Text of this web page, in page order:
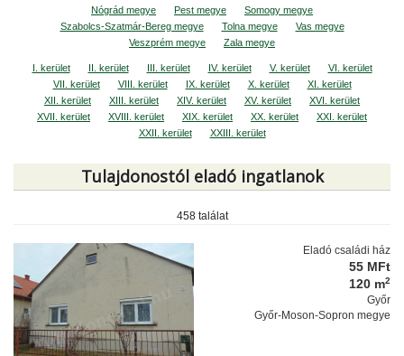
Nógrád megye
Pest megye
Somogy megye
Szabolcs-Szatmár-Bereg megye
Tolna megye
Vas megye
Veszprém megye
Zala megye
I. kerület II. kerület III. kerület IV. kerület V. kerület
VI. kerület
VII. kerület
VIII. kerület IX. kerület X. kerület
XI. kerület
XII. kerület
XIII. kerület XIV. kerület XV. kerület
XVI. kerület
XVII. kerület
XVIII. kerület XIX. kerület XX. kerület
XXI. kerület
XXII. kerület
XXIII. kerület
Tulajdonostól eladó ingatlanok
458 találat
Eladó családi ház
55 MFt
120 m2
Győr
Győr-Moson-Sopron megye